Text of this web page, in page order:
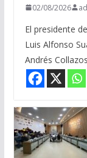
02/08/2026
El presidente
Luis Alfonso
Andrés